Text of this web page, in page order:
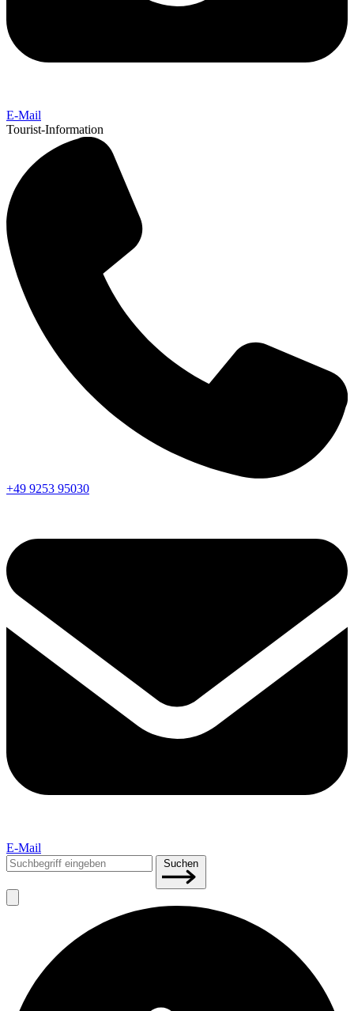
E-Mail
Tourist-Information
+49 9253 95030
E-Mail
Suchen
nach:
Suchen